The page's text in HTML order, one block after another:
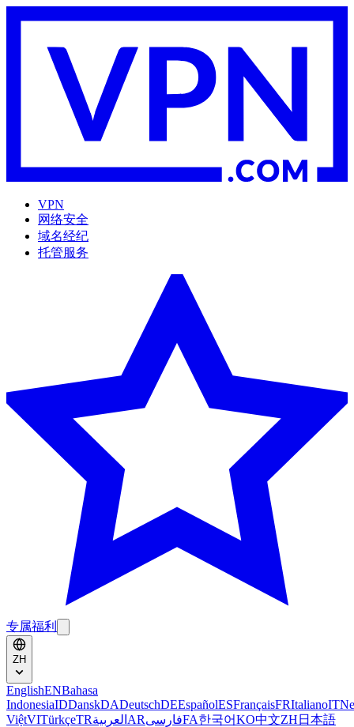
VPN
网络安全
域名经纪
托管服务
专属福利
ZH
EnglishENBahasa
IndonesiaIDDanskDADeutschDEEspañolESFrançaisFRItalianoIT
ViệtVITürkçeTRالعربية ARفارسیFA한국어KO中文ZH 日本語